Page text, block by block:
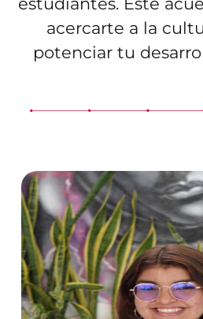
acercarte a la
potenciar tu